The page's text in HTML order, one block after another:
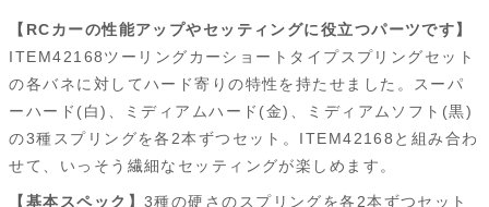
ッ
II
54797
個
e
b
o
o
e e
s
k
y
d
i
t
s
a
g
e
n
t
i
l
【RCカーの性能アップやセッティングに役立つパーツです】
ITEM42168ツーリングカーショートタイプスプリングセット
の各バネに対してハード寄りの特性を持たせました。スーパ
ーハード(白)、ミディアムハード(金)、ミディアムソフト(黒)
の3種スプリングを各2本ずつセット。ITEM42168と組み合わ
せて、いっそう繊細なセッティングが楽しめます。
【基本スペック】 3種の硬さのスプリングを各2本ずつセット